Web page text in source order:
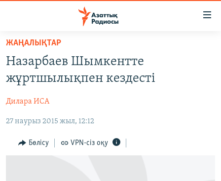
Skip
main
content
to
Navigation
ЖАҢАЛЫҚТАР
САЯСАТ
AZATTYQTV
ҚАҢТАР ОҚИҒАСЫ
АДАМ ҚҰҚЫҚТАРЫ
ӘЛЕУМЕТ
ЖАҢАЛЫҚТАР
Назарбаев Шымкентте
жұртшылықпен кездесті
Дилара ИСА
27 наурыз 2015 жыл, 12:12
Бөлісу VPN-сіз оқу